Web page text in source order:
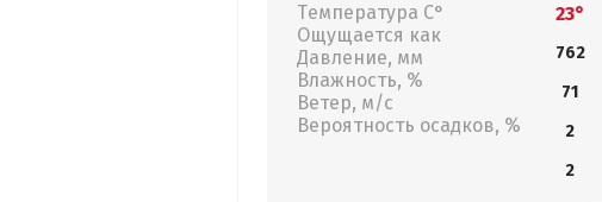
Температура С°
Ощущается как
Давление, мм
Влажность, %
Ветер, м/с
Вероятность осадков, %
23°
762
71
2
2